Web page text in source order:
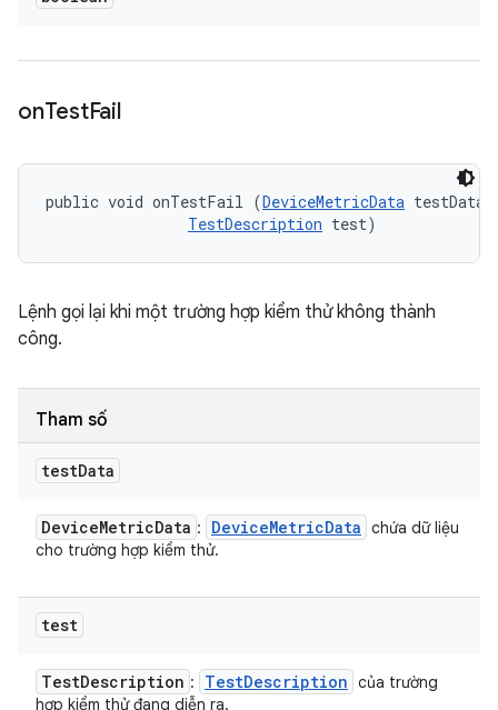
onTestFail
public void onTestFail (DeviceMetricData
TestDescription test)
Lệnh gọi lại khi một trường hợp kiểm thử không thành
công.
Tham số
testData
DeviceMetricData : DeviceMetricData chứa dữ liệu
cho trường hợp kiểm thử.
test
TestDescription : TestDescription của trường
hợp kiểm thử đang diễn ra.